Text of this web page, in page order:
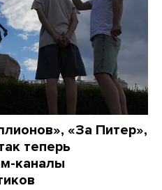
«За Питер»,
теперь
каналы